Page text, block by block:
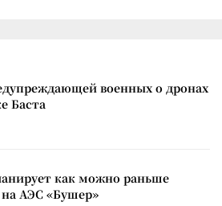
военных о дронах
Баста
как можно раньше
на АЭС «Бушер»